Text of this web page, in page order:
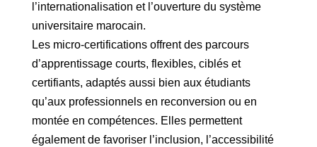
l’internationalisation et l’ouverture du système
universitaire marocain.
Les micro-certifications offrent des parcours
d’apprentissage courts, flexibles, ciblés et
certifiants, adaptés aussi bien aux étudiants
qu’aux professionnels en reconversion ou en
montée en compétences. Elles permettent
également de favoriser l’inclusion, l’accessibilité